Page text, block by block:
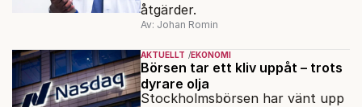
åtgärder.
Av: Johan Romin
AKTUELLT EKONOMI
Börsen tar ett kliv uppåt – trots
dyrare olja
Stockholmsbörsen har vänt upp